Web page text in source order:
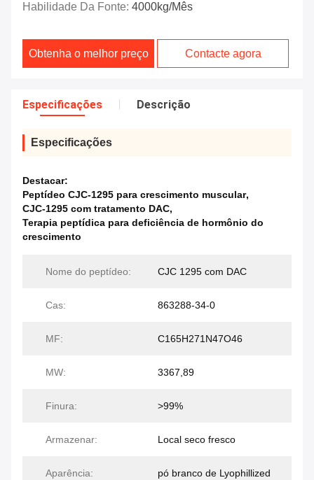
Habilidade Da Fonte: 4000kg/mês
Obtenha o melhor preço Contacte agora
Especificações Descrição
Especificações
Destacar:
Peptídeo CJC-1295 para crescimento muscular,
CJC-1295 com tratamento DAC,
Terapia peptídica para deficiência de hormônio do
crescimento
Nome do peptídeo: CJC 1295 com DAC
Cas: 863288-34-0
MF: C165H271N47O46
MW: 3367,89
Finura: >99%
Armazenar: Local seco fresco
Aparência: pó branco de Lyophillized